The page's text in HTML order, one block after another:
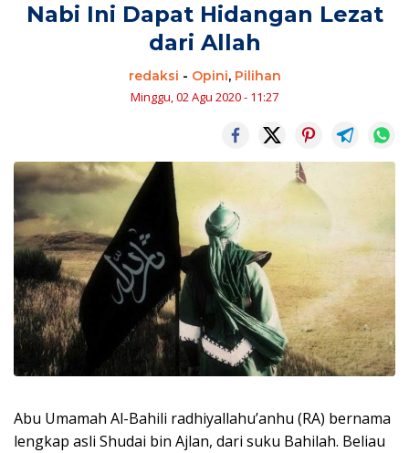
Nabi Ini Dapat Hidangan Lezat
dari Allah
redaksi - Opini, Pilihan
Minggu, 02 Agu 2020 - 11:27
Abu Umamah Al-Bahili radhiyallahu’anhu (RA) bernama
lengkap asli Shudai bin Ajlan, dari suku Bahilah. Beliau